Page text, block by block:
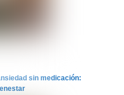
sin medicación: